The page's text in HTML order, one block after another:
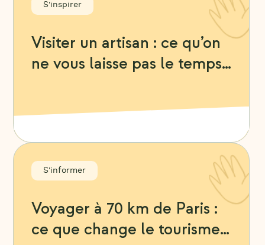
S'inspirer
Visiter un artisan : ce qu’on
ne vous laisse pas le temps
S'informer
Voyager à 70 km de Paris :
ce que change le tourisme